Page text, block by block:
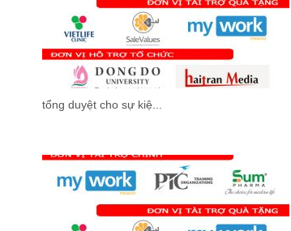
tổng duyệt cho sự kiệ...